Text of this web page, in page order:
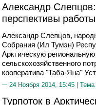
Александр
перспективы
Александр Слепцов,
Собрания (Ил Тумэн)
Арктическую региональную
сельскохозяйственного
кооператива "Таба-Яна"
24 Ноября 2014, 15:45 | Тема
Турпоток в